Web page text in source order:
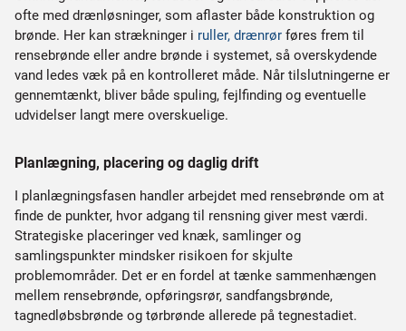
ofte med drænløsninger, som aflaster både konstruktion og
brønde. Her kan strækninger i ruller, drænrør føres frem til
rensebrønde eller andre brønde i systemet, så overskydende
vand ledes væk på en kontrolleret måde. Når tilslutningerne er
gennemtænkt, bliver både spuling, fejlfinding og eventuelle
udvidelser langt mere overskuelige.
Planlægning, placering og daglig drift
I planlægningsfasen handler arbejdet med rensebrønde om at
finde de punkter, hvor adgang til rensning giver mest værdi.
Strategiske placeringer ved knæk, samlinger og
samlingspunkter mindsker risikoen for skjulte
problemområder. Det er en fordel at tænke sammenhængen
mellem rensebrønde, opføringsrør, sandfangsbrønde,
tagnedløbsbrønde og tørbrønde allerede på tegnestadiet.